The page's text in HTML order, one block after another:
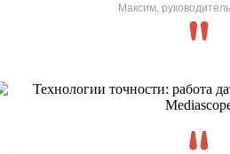
Максим,